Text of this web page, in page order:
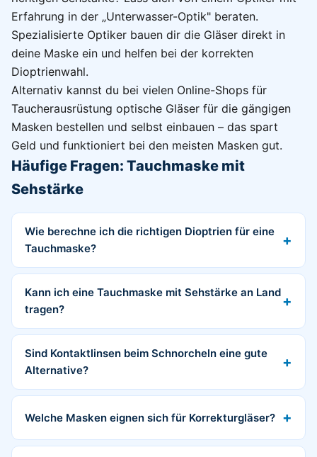
Erfahrung in der „Unterwasser-Optik" beraten.
Spezialisierte Optiker bauen dir die Gläser direkt in
deine Maske ein und helfen bei der korrekten
Dioptrienwahl.
Alternativ kannst du bei vielen Online-Shops für
Taucherausrüstung optische Gläser für die gängigen
Masken bestellen und selbst einbauen – das spart
Geld und funktioniert bei den meisten Masken gut.
Häufige Fragen: Tauchmaske mit
Sehstärke
Wie berechne ich die richtigen Dioptrien für eine
Tauchmaske?
Kann ich eine Tauchmaske mit Sehstärke an Land
tragen?
Sind Kontaktlinsen beim Schnorcheln eine gute
Alternative?
Welche Masken eignen sich für Korrekturgläser?